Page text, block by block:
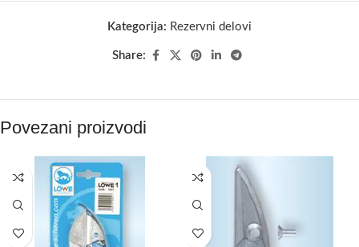
Kategorija: Rezervni delovi
Share:
Povezani proizvodi